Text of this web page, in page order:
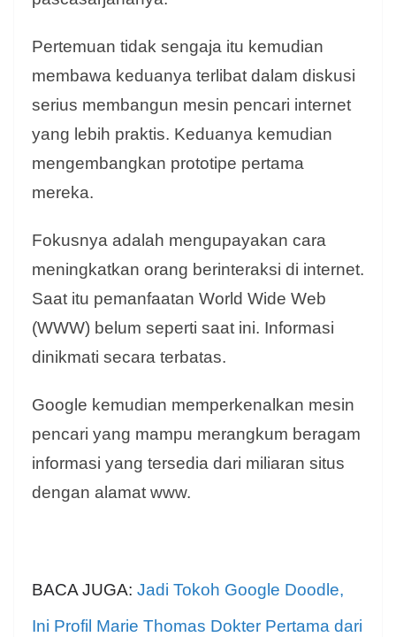
Pertemuan tidak sengaja itu kemudian
membawa keduanya terlibat dalam diskusi
serius membangun mesin pencari internet
yang lebih praktis. Keduanya kemudian
mengembangkan prototipe pertama
mereka.
Fokusnya adalah mengupayakan cara
meningkatkan orang berinteraksi di internet.
Saat itu pemanfaatan World Wide Web
(WWW) belum seperti saat ini. Informasi
dinikmati secara terbatas.
Google kemudian memperkenalkan mesin
pencari yang mampu merangkum beragam
informasi yang tersedia dari miliaran situs
dengan alamat www.
BACA JUGA: Jadi Tokoh Google Doodle,
Ini Profil Marie Thomas Dokter Pertama dari